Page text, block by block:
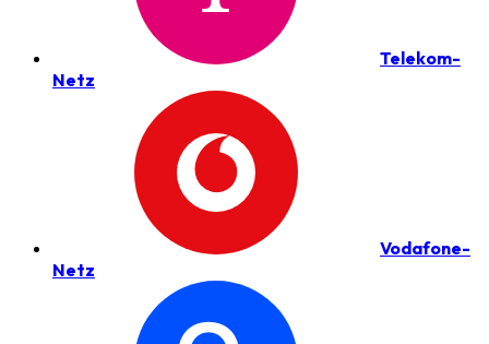
Telekom-
Netz
Vodafone-
Netz